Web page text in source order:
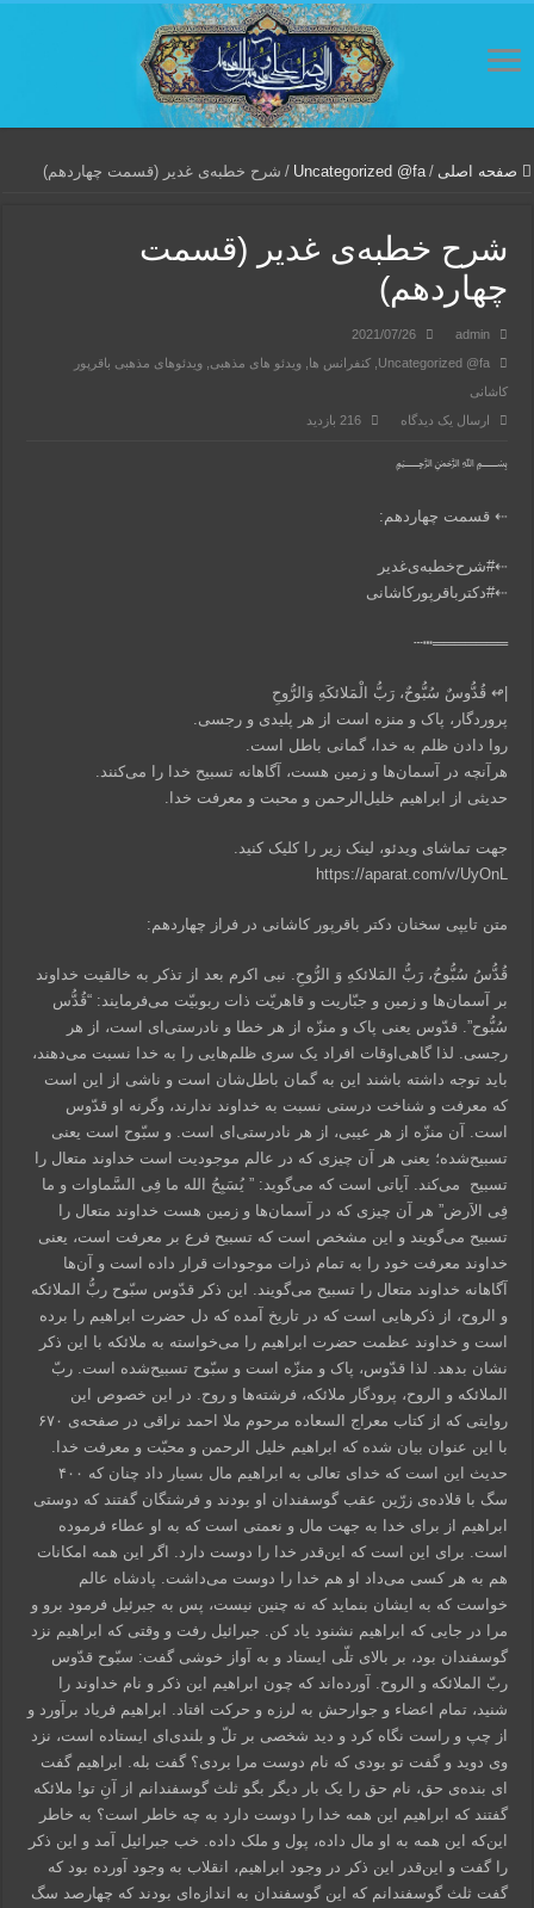
صفحه اصلی /
Uncategorized @fa
/ شرح خطبه‌ی غدیر (قسمت چهاردهم)
شرح خطبه‌ی غدیر (قسمت
چهاردهم)
admin
2021/07/26
Uncategorized @fa
,کنفرانس ها ,ویدئو های مذهبی ,ویدئوهای مذهبی باقرپور
کاشانی
ارسال یک دیدگاه
216 بازدید
﷽
⇠ قسمت چهاردهم:
⇠#شرح‌خطبه‌ی‌غدیر
⇠#دکتر‌باقر‌پورکاشانی
═══════┅┄‌
|↫ قُدُّوسٌ سُبُّوحٌ، رَبُّ الْمَلائکَهِ وَالرُّوحِ
پروردگار، پاک و منزه‌ است از هر پلیدی و رجسی.
روا دادن ظلم به خدا، گمانی باطل است.
هرآنچه در آسمان‌ها و زمین هست، آگاهانه تسبیح خدا را می‌کنند.
حدیثی از ابراهیم خلیل‌الرحمن و محبت و معرفت خدا.
جهت تماشای ویدئو، لینک زیر را کلیک کنید.
https://aparat.com/v/UyOnL
متن تایپی سخنان دکتر باقرپور کاشانی در فراز چهاردهم:
قُدُّسُ سُبُّوحُ، رَبُّ المَلائکهِ وَ الرُّوحِ. نبی اکرم بعد از تذکر به خالقیت خداوند
بر آسمان‌ها و زمین و جبّاریت و قاهریّت ذات ربوبیّت می‌فرمایند: “قُدُّس
سُبُّوح”. قدّوس یعنی پاک و منزّه از هر خطا و نادرستی‌ای است، از هر
رجسی. لذا گاهی‌اوقات افراد یک سری ظلم‌هایی را به خدا نسبت می‌دهند،
باید توجه داشته باشند این به گمان باطل‌شان است و ناشی از این است
که معرفت و شناخت درستی نسبت به خداوند ندارند، وگرنه او قدّوس
است. آن منزّه از هر عیبی، از هر نادرستی‌‌‌ای است. و سبّوح است یعنی
تسبیح‌شده؛ یعنی هر آن چیزی که در عالم موجودیت است خداوند متعال را
تسبیح می‌کند. آیاتی است که می‌گوید: ” یُسَبِحُ الله ما فِی السَّماوات و ما
فِی الاَرض” هر آن چیزی که در آسمان‌ها و زمین هست خداوند متعال را
تسبیح می‌گویند و این مشخص است که تسبیح فرع بر معرفت است، یعنی
خداوند معرفت خود را به تمام ذرات موجودات قرار داده است و آن‌ها
آگاهانه خداوند متعال را تسبیح می‌گویند. این ذکر قدّوس سبّوح ربُّ الملائکه
و الروح، از ذکر‌هایی است که در تاریخ آمده که دل حضرت ابراهیم را برده
است و خداوند عظمت حضرت ابراهیم را می‌خواسته به ملائکه با این ذکر
نشان بدهد. لذا قدّوس، پاک و منزّه است و سبّوح تسبیح‌شده است. ربّ
الملائکه و الروح، پرودگار ملائکه، فرشته‌ها و روح. در این خصوص این
روایتی که از کتاب معراج السعاده مرحوم ملا احمد نراقی در صفحه‌ی ۶۷۰
با این عنوان بیان شده که ابراهیم خلیل الرحمن و محبّت و معرفت خدا.
حدیث این است که خدای تعالی به ابراهیم مال بسیار داد چنان که ۴۰۰
سگ با قلاده‌ی زرّین عقب گوسفندان او بودند و فرشتگان گفتند که دوستی
ابراهیم از برای خدا به جهت مال و نعمتی است که به او عطاء فرموده
است. برای این است که این‌قدر خدا را دوست دارد. اگر این همه امکانات
هم به هر کسی می‌داد او هم خدا را دوست می‌داشت. پادشاه عالم
خواست که به ایشان بنماید که نه چنین نیست، پس به جبرئیل فرمود برو و
مرا در جایی که ابراهیم نشنود یاد کن. جبرائیل رفت و وقتی که ابراهیم نزد
گوسفندان بود، بر بالای تلّی ایستاد و به آواز خوشی گفت: سبّوح قدّوس
ربّ الملائکه و الروح. آورده‌اند که چون ابراهیم این ذکر و نام خداوند را
شنید، تمام اعضاء و جوارحش به لرزه و حرکت افتاد. ابراهیم فریاد برآورد و
از چپ و راست نگاه کرد و دید شخصی بر تلّ و بلندی‌ای ایستاده است، نزد
وی دوید و گفت تو بودی که نام دوست مرا بردی؟ گفت بله. ابراهیم گفت
ای بنده‌ی حق، نام حق را یک بار دیگر بگو ثلث گوسفندانم از آنِ تو! ملائکه
گفتند که ابراهیم این همه خدا را دوست دارد به چه خاطر است؟ به خاطر
این‌که این همه به او مال داده، پول و ملک داده. خب جبرائیل آمد و این ذکر
را گفت و این‌قدر این ذکر در وجود ابراهیم، انقلاب به وجود آورده بود که
گفت ثلث گوسفندانم که این گوسفندان به اندازه‌ای بودند که چهارصد سگ